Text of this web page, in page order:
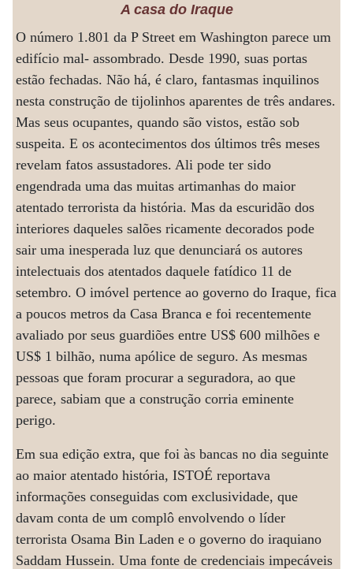
A casa do Iraque
O número 1.801 da P Street em Washington parece um
edifício mal- assombrado. Desde 1990, suas portas
estão fechadas. Não há, é claro, fantasmas inquilinos
nesta construção de tijolinhos aparentes de três andares.
Mas seus ocupantes, quando são vistos, estão sob
suspeita. E os acontecimentos dos últimos três meses
revelam fatos assustadores. Ali pode ter sido
engendrada uma das muitas artimanhas do maior
atentado terrorista da história. Mas da escuridão dos
interiores daqueles salões ricamente decorados pode
sair uma inesperada luz que denunciará os autores
intelectuais dos atentados daquele fatídico 11 de
setembro. O imóvel pertence ao governo do Iraque, fica
a poucos metros da Casa Branca e foi recentemente
avaliado por seus guardiões entre US$ 600 milhões e
US$ 1 bilhão, numa apólice de seguro. As mesmas
pessoas que foram procurar a seguradora, ao que
parece, sabiam que a construção corria eminente
perigo.
Em sua edição extra, que foi às bancas no dia seguinte
ao maior atentado história, ISTOÉ reportava
informações conseguidas com exclusividade, que
davam conta de um complô envolvendo o líder
terrorista Osama Bin Laden e o governo do iraquiano
Saddam Hussein. Uma fonte de credenciais impecáveis